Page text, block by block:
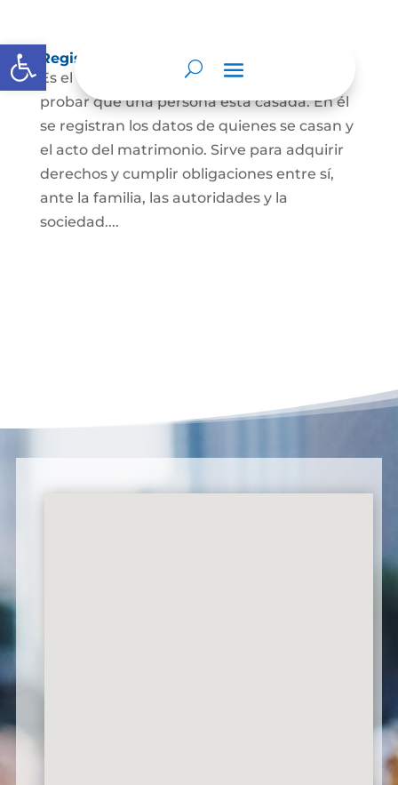
Abrir barra de herramientas
Registro Civil de Matrimonio
Es el documento público necesario para
probar que una persona está casada. En él
se registran los datos de quienes se casan y
el acto del matrimonio. Sirve para adquirir
derechos y cumplir obligaciones entre sí,
ante la familia, las autoridades y la
sociedad....